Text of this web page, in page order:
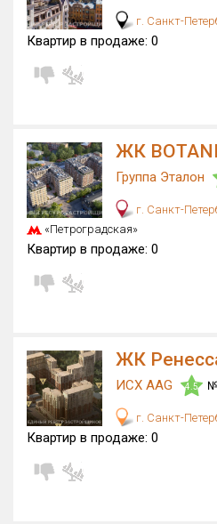
Многоквартирных домов
Блокированных домов
Домов с апартаментами
Квартир, апартаментов,
блоков в БД
г. Санкт-
Квартир в продаже: 0
ЖК
Группа Эталон
г. Санкт-
«Петроградская»
Квартир в продаже: 0
ЖК
ИСХ AAG 4.5
г. Санкт-
Квартир в продаже: 0